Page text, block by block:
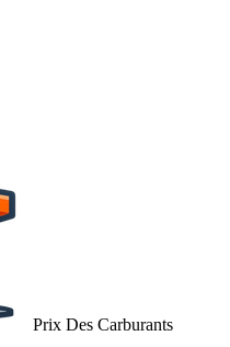
Prix Des Carburants